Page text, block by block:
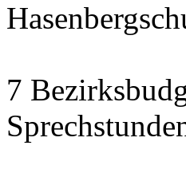
7